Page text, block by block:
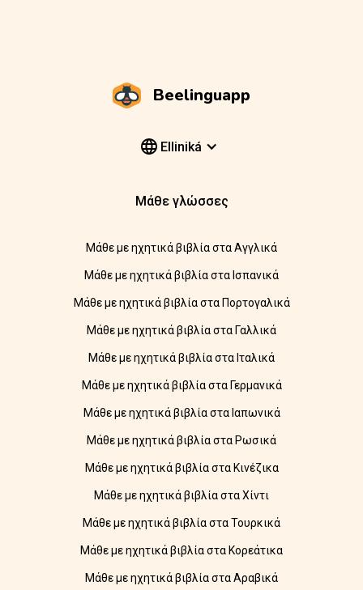
Beelinguapp
Elliniká
Μάθε γλώσσες
Μάθε με ηχητικά βιβλία στα Αγγλικά
Μάθε με ηχητικά βιβλία στα Ισπανικά
Μάθε με ηχητικά βιβλία στα Πορτογαλικά
Μάθε με ηχητικά βιβλία στα Γαλλικά
Μάθε με ηχητικά βιβλία στα Ιταλικά
Μάθε με ηχητικά βιβλία στα Γερμανικά
Μάθε με ηχητικά βιβλία στα Ιαπωνικά
Μάθε με ηχητικά βιβλία στα Ρωσικά
Μάθε με ηχητικά βιβλία στα Κινέζικα
Μάθε με ηχητικά βιβλία στα Χίντι
Μάθε με ηχητικά βιβλία στα Τουρκικά
Μάθε με ηχητικά βιβλία στα Κορεάτικα
Μάθε με ηχητικά βιβλία στα Αραβικά